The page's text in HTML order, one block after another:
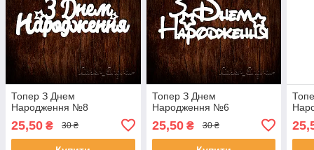
Топер З Днем
Народження №8
25,50 ₴ 30 ₴
Топер З Днем
Народження №6
25,50₴ 30 ₴